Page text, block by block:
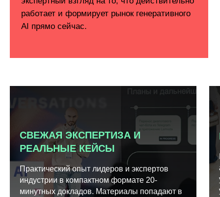
СВЕЖАЯ ЭКСПЕРТИЗА И
РЕАЛЬНЫЕ КЕЙСЫ
Практический опыт лидеров и экспертов
индустрии в компактном формате 20-
минутных докладов. Материалы попадают в